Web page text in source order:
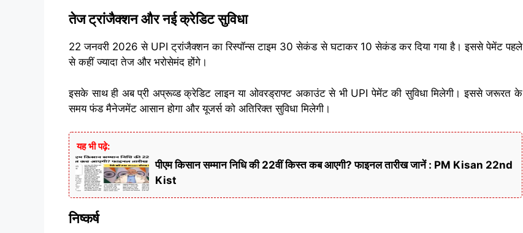
तेज ट्रांजैक्शन और नई क्रेडिट सुविधा
22 जनवरी 2026 से UPI ट्रांजैक्शन का रिस्पॉन्स टाइम 30 सेकंड से घटाकर 10 सेकंड कर दिया गया है। इससे पेमेंट पहले
से कहीं ज्यादा तेज और भरोसेमंद होंगे।
इसके साथ ही अब प्री अप्रूव्ड क्रेडिट लाइन या ओवरड्राफ्ट अकाउंट से भी UPI पेमेंट की सुविधा मिलेगी। इससे जरूरत के
समय फंड मैनेजमेंट आसान होगा और यूजर्स को अतिरिक्त सुविधा मिलेगी।
यह भी पढ़े:
पीएम किसान सम्मान निधि की 22वीं किस्त कब आएगी? फाइनल तारीख जानें : PM Kisan 22nd
Kist
निष्कर्ष